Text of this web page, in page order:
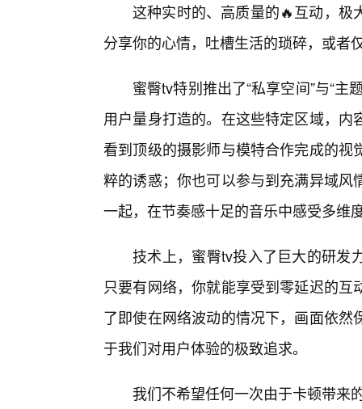
这种实时的、高质量的🔥互动，极
分享你的心情，吐槽生活的琐碎，或者
蜜臀tv特别推出了“私享空间”与“
用户量身打造的。在这些特定区域，
看到顶级的摄影师与模特合作完成的
粹的诱惑；你也可以参与到充满异域
一起，在节奏感十足的音乐中感受多维
技术上，蜜臀tv投入了巨大的研发
只要有网络，你就能享受到零延迟的
了即使在网络波动的情况下，画面依
于我们对用户体验的极致追求。
我们不希望任何一次由于卡顿带来